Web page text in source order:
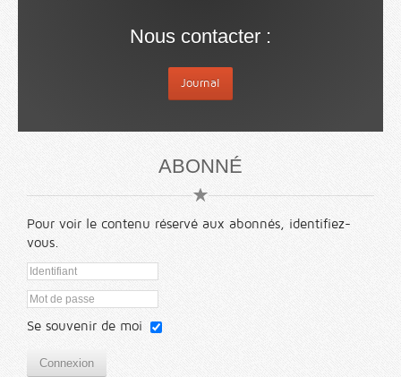
Nous contacter :
Journal
ABONNÉ
Pour voir le contenu réservé aux abonnés, identifiez-
vous.
Se souvenir de moi
Connexion